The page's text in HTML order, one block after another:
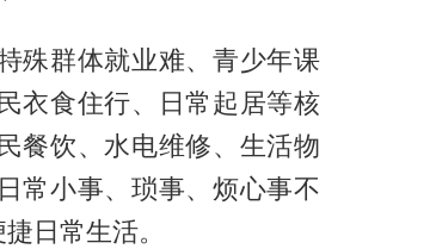
殊群体就业难、青少年课
衣食住行、日常起居等核
餐饮、水电维修、生活物
常小事、琐事、烦心事不
日常生活。